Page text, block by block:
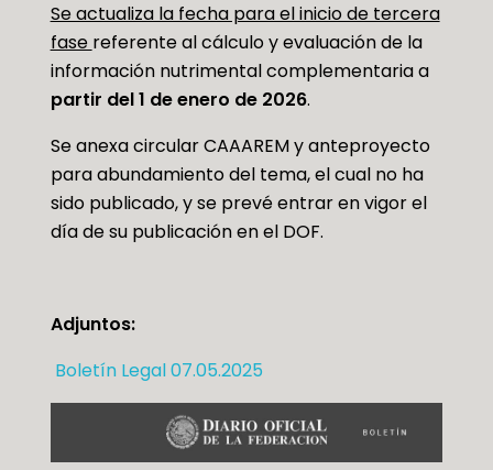
Se actualiza la fecha para el inicio de tercera
fase referente al cálculo y evaluación de la
información nutrimental complementaria a
partir del 1 de enero de 2026.
Se anexa circular CAAAREM y anteproyecto
para abundamiento del tema, el cual no ha
sido publicado, y se prevé entrar en vigor el
día de su publicación en el DOF.
Adjuntos:
Boletín Legal 07.05.2025